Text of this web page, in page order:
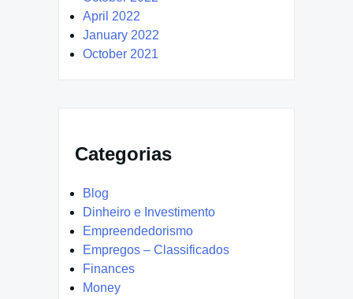
April 2022
January 2022
October 2021
Categorias
Blog
Dinheiro e Investimento
Empreendedorismo
Empregos – Classificados
Finances
Money